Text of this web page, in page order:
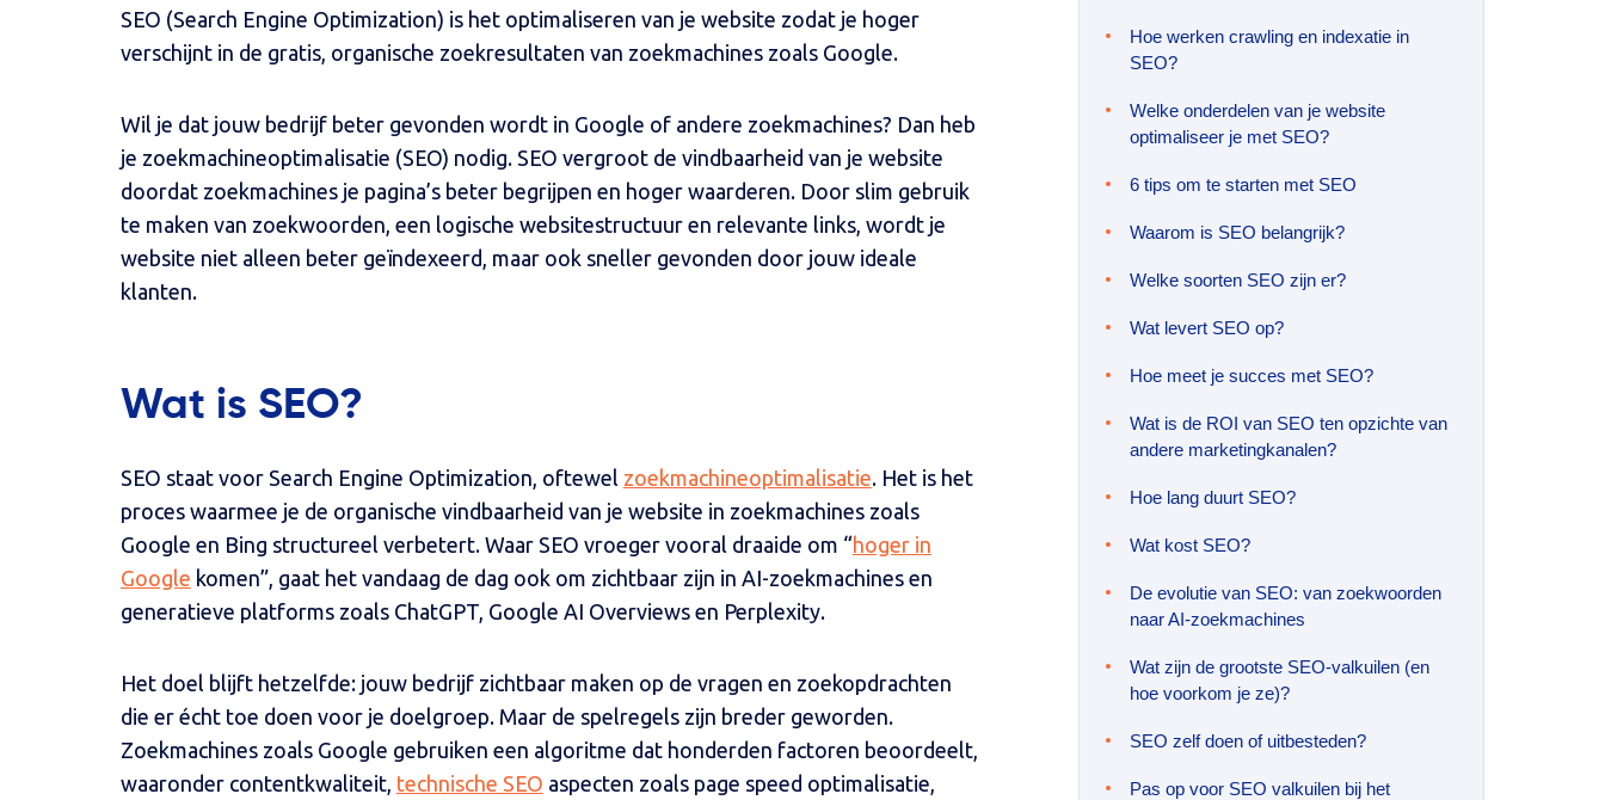
SEO (Search Engine Optimization) is het optimaliseren van je website zodat je hoger
verschijnt in de gratis, organische zoekresultaten van zoekmachines zoals Google.
Wil je dat jouw bedrijf beter gevonden wordt in Google of andere zoekmachines? Dan heb
je zoekmachineoptimalisatie (SEO) nodig. SEO vergroot de vindbaarheid van je website
doordat zoekmachines je pagina’s beter begrijpen en hoger waarderen. Door slim gebruik
te maken van zoekwoorden, een logische websitestructuur en relevante links, wordt je
website niet alleen beter geïndexeerd, maar ook sneller gevonden door jouw ideale
klanten.
Wat is SEO?
SEO staat voor Search Engine Optimization, oftewel zoekmachineoptimalisatie. Het is het
proces waarmee je de organische vindbaarheid van je website in zoekmachines zoals
Google en Bing structureel verbetert. Waar SEO vroeger vooral draaide om “hoger in
Google komen”, gaat het vandaag de dag ook om zichtbaar zijn in AI-zoekmachines en
generatieve platforms zoals ChatGPT, Google AI Overviews en Perplexity.
Het doel blijft hetzelfde: jouw bedrijf zichtbaar maken op de vragen en zoekopdrachten
die er écht toe doen voor je doelgroep. Maar de spelregels zijn breder geworden.
Zoekmachines zoals Google gebruiken een algoritme dat honderden factoren beoordeelt,
waaronder contentkwaliteit, technische SEO aspecten zoals page speed optimalisatie,
Hoe werken crawling en indexatie in
SEO?
Welke onderdelen van je website
optimaliseer je met SEO?
6 tips om te starten met SEO
Waarom is SEO belangrijk?
Welke soorten SEO zijn er?
Wat levert SEO op?
Hoe meet je succes met SEO?
Wat is de ROI van SEO ten opzichte van
andere marketingkanalen?
Hoe lang duurt SEO?
Wat kost SEO?
De evolutie van SEO: van zoekwoorden
naar AI-zoekmachines
Wat zijn de grootste SEO-valkuilen (en
hoe voorkom je ze)?
SEO zelf doen of uitbesteden?
Pas op voor SEO valkuilen bij het